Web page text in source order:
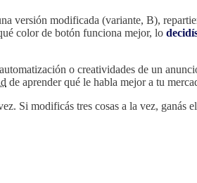
versión modificada (variante, B),
color de botón funciona mejor, lo
o creatividades de un
de aprender qué le habla mejor a tu
Si modificás tres cosas a la vez, ganás